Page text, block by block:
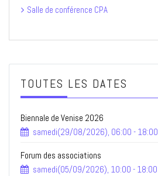
Salle de conférence CPA
TOUTES LES DATES
Biennale de Venise 2026
samedi(29/08/2026), 06:00 - 18:00
Forum des associations
samedi(05/09/2026), 10:00 - 18:00